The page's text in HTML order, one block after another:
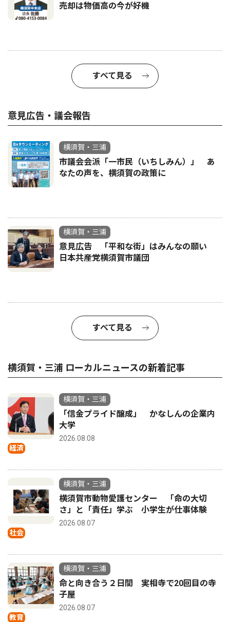
売却は物価高の今が好機
すべて見る
意見広告・議会報告
横須賀・三浦
市議会会派「一市民（いちしみん）」 あ
なたの声を、横須賀の政策に
横須賀・三浦
意見広告 「平和な街」はみんなの願い
日本共産党横須賀市議団
すべて見る
横須賀・三浦 ローカルニュースの新着記事
経済
横須賀・三浦
「信金プライド醸成」 かなしんの企業内
大学
2026.08.08
社会
横須賀・三浦
横須賀市動物愛護センター 「命の大切
さ」と「責任」学ぶ 小学生が仕事体験
2026.08.07
教育
横須賀・三浦
命と向き合う２日間 実相寺で20回目の寺
子屋
2026.08.07